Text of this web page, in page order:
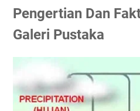
Pengertian Dan
Galeri Pustaka